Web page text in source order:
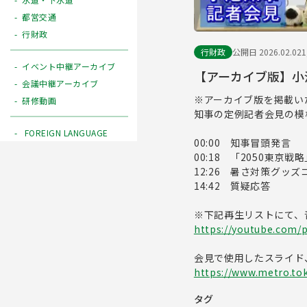
都営交通
行財政
イベント中継アーカイブ
会議中継アーカイブ
研修動画
FOREIGN LANGUAGE
行財政 公開日 2026.02.02
【アーカイブ版】
※アーカイブ版を掲載い
知事の定例記者会見の
00:00 知事冒頭発言
00:18 「2050東京戦
12:26 暑さ対策グッズ
14:42 質疑応答
※下記再生リストにて、
https://youtube.com/
会見で使用したスライ
https://
タグ